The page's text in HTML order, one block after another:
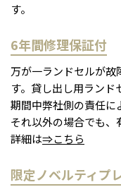
す。
6年間修理保証付
万が一ランドセルが故
す。貸し出し用ランド
期間中弊社側の責任に
それ以外の場合でも、
詳細は⇒こちら
限定ノベルティプ